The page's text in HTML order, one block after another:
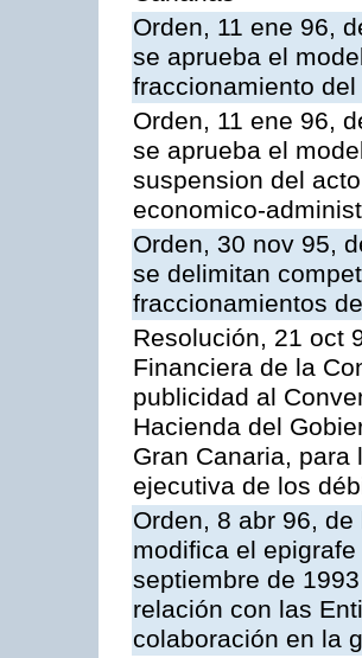
Orden, 11 ene 96,
se aprueba el
fraccionamiento
Orden, 11 ene 96,
se aprueba el
suspension del
economico-
Orden, 30 nov 95,
se delimitan
fraccionamientos
Resolución, 21 oct
Financiera de la
publicidad al
Hacienda del
Gran Canaria,
ejecutiva de los
Orden, 8 abr 96,
modifica el
septiembre de
relación con las
colaboración en la